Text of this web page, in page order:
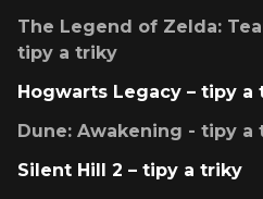
The Legend of Zelda:
tipy a triky
Hogwarts Legacy – tipy a
Dune: Awakening - tipy a
Silent Hill 2 – tipy a triky